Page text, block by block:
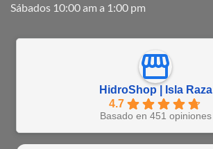
Sábados 10:00 am a 1:00 pm
HidroShop | Isla Raza
4.7
Basado en 451 opiniones